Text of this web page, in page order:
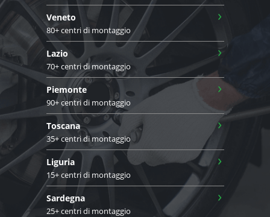
Veneto
80+ centri di montaggio
›
Lazio
70+ centri di montaggio
›
Piemonte
90+ centri di montaggio
›
Toscana
35+ centri di montaggio
›
Liguria
15+ centri di montaggio
›
Sardegna
25+ centri di montaggio
›